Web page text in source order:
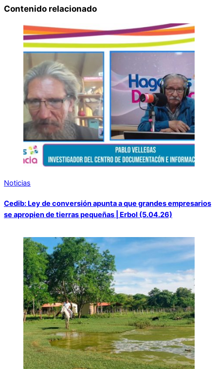
Contenido relacionado
Noticias
Cedib: Ley de conversión apunta a que grandes empresarios
se apropien de tierras pequeñas | Erbol (5.04.26)